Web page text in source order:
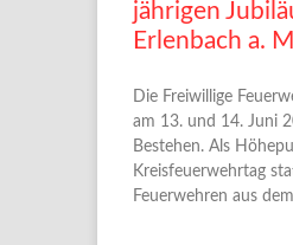
jährigen
Erlenbach a.
Die Freiwillige
am 13. und 14. Juni
Bestehen. Als
Kreisfeuerwehrtag
Feuerwehren aus dem